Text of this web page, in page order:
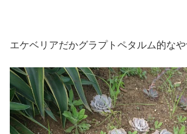
エケベリアだかグラプトペタルム的なや